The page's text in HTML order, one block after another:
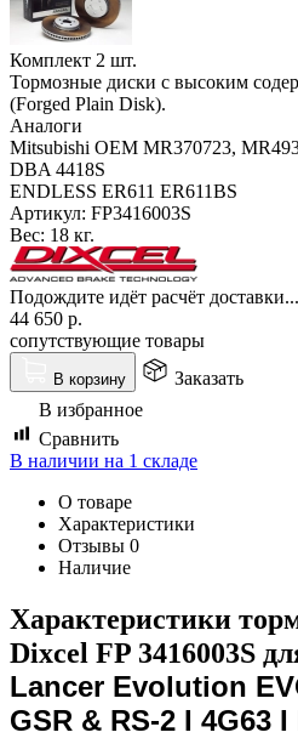
Комплект 2 шт.
Тормозные диски с высоким
(Forged Plain Disk).
Аналоги
Mitsubishi OEM MR370723,
DBA 4418S
ENDLESS ER611 ER611BS
Артикул: FP3416003S
Вес: 18 кг.
Подождите идёт расчёт доставки...
44 650 р.
сопутствующие товары
В корзину
Заказать
В избранное
Сравнить
В наличии на 1 складе
О товаре
Характеристики
Отзывы 0
Наличие
Характеристики т
Dixcel FP 3416003S
Lancer Evolution
GSR & RS-2 I